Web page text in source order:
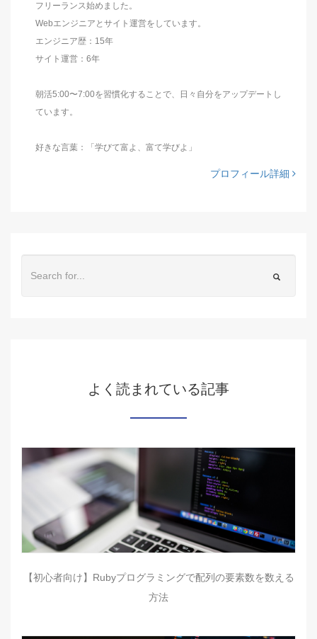
フリーランス始めました。
Webエンジニアとサイト運営をしています。
エンジニア歴：15年
サイト運営：6年
朝活5:00〜7:00を習慣化することで、日々自分をアップデートし
ています。
好きな言葉：「学びて富よ、富て学びよ」
プロフィール詳細
よく読まれている記事
【初心者向け】Rubyプログラミングで配列の要素数を数える
方法